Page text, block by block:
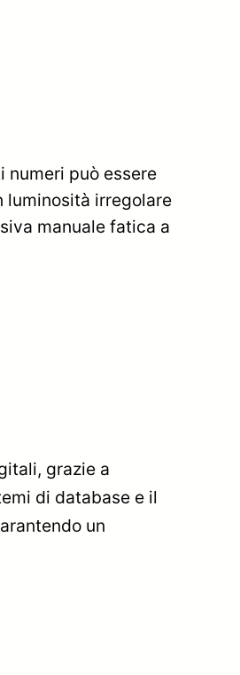
numeri può essere
luminosità irregolare
manuale fatica a
grazie a
di database e il
un